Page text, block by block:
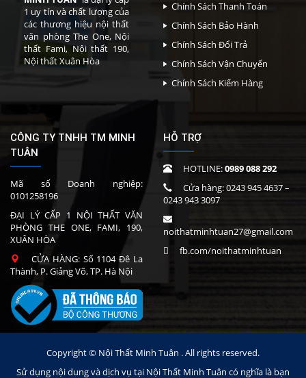
1 uy tín và chất lượng của
các thương hiệu nội thất
văn phòng The One, Nội
thất Fami, Nội thất 190,
Nội thất Xuân Hòa
Chính Sách Thanh Toán
Chính Sách Bảo Hành
Chính Sách Đổi Trả
Chính Sách Vận Chuyển
Chính Sách Kiểm Hàng
CÔNG TY TNHH TM MINH
TUÂN
Mã số Doanh nghiệp:
0101258196
ĐẠI LÝ CẤP 1 NỘI THẤT VĂN
PHÒNG THE ONE, FAMI, 190,
XUÂN HÒA
CỬA HÀNG: Số 1104 Đê La
Thành, P. Giảng Võ, TP. Hà Nội
HỖ TRỢ
HOTLINE:0989 088 292
Cửa hàng:0243 945 4637–
0243 943 3097
noithatminhtuan27@gmail.com
fb.com/noithatminhtuan
Copyright © Nội Thất Minh Tuân . All rights reserved.
Sử dụng nội dung và dịch vụ tại Nội Thất Minh Tuân có nghĩa là bạn